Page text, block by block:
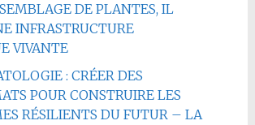
DE PLANTES, IL
INFRASTRUCTURE
VIVANTE
: CRÉER DES
POUR CONSTRUIRE LES
RÉSILIENTS DU FUTUR – LA